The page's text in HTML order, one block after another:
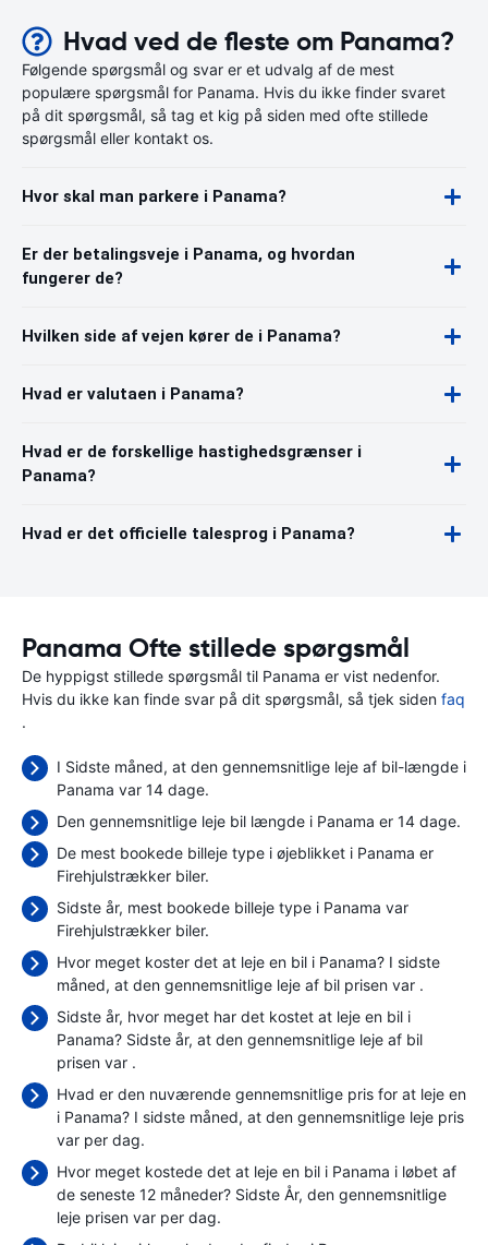
Hvad ved de fleste om Panama?
Følgende spørgsmål og svar er et udvalg af de mest
populære spørgsmål for Panama. Hvis du ikke finder svaret
på dit spørgsmål, så tag et kig på siden med ofte stillede
spørgsmål eller kontakt os.
Hvor skal man parkere i Panama?
Er der betalingsveje i Panama, og hvordan
fungerer de?
Hvilken side af vejen kører de i Panama?
Hvad er valutaen i Panama?
Hvad er de forskellige hastighedsgrænser i
Panama?
Hvad er det officielle talesprog i Panama?
Panama Ofte stillede spørgsmål
De hyppigst stillede spørgsmål til Panama er vist nedenfor.
Hvis du ikke kan finde svar på dit spørgsmål, så tjek siden faq
.
I Sidste måned, at den gennemsnitlige leje af bil-længde i
Panama var 14 dage.
Den gennemsnitlige leje bil længde i Panama er 14 dage.
De mest bookede billeje type i øjeblikket i Panama er
Firehjulstrækker biler.
Sidste år, mest bookede billeje type i Panama var
Firehjulstrækker biler.
Hvor meget koster det at leje en bil i Panama? I sidste
måned, at den gennemsnitlige leje af bil prisen var .
Sidste år, hvor meget har det kostet at leje en bil i
Panama? Sidste år, at den gennemsnitlige leje af bil
prisen var .
Hvad er den nuværende gennemsnitlige pris for at leje en
i Panama? I sidste måned, at den gennemsnitlige leje pris
var per dag.
Hvor meget kostede det at leje en bil i Panama i løbet af
de seneste 12 måneder? Sidste År, den gennemsnitlige
leje prisen var per dag.